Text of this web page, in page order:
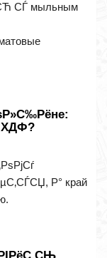
СЃ мыльным
ХДФ?
Р° край